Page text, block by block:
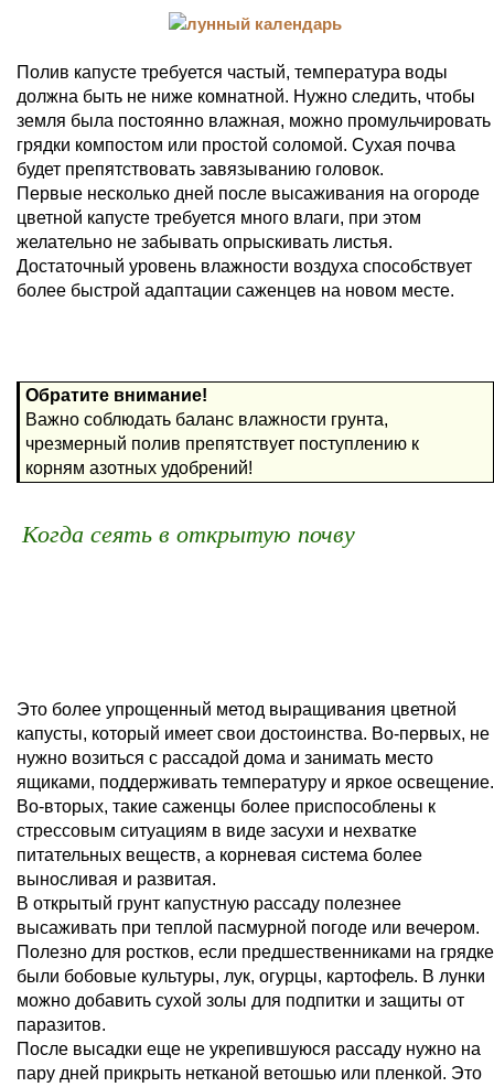
Полив капусте требуется частый, температура воды
должна быть не ниже комнатной. Нужно следить, чтобы
земля была постоянно влажная, можно промульчировать
грядки компостом или простой соломой. Сухая почва
будет препятствовать завязыванию головок.
Первые несколько дней после высаживания на огороде
цветной капусте требуется много влаги, при этом
желательно не забывать опрыскивать листья.
Достаточный уровень влажности воздуха способствует
более быстрой адаптации саженцев на новом месте.
Обратите внимание!
Важно соблюдать баланс влажности грунта,
чрезмерный полив препятствует поступлению к
корням азотных удобрений!
Когда сеять в открытую почву
Это более упрощенный метод выращивания цветной
капусты, который имеет свои достоинства. Во-первых, не
нужно возиться с рассадой дома и занимать место
ящиками, поддерживать температуру и яркое освещение.
Во-вторых, такие саженцы более приспособлены к
стрессовым ситуациям в виде засухи и нехватке
питательных веществ, а корневая система более
выносливая и развитая.
В открытый грунт капустную рассаду полезнее
высаживать при теплой пасмурной погоде или вечером.
Полезно для ростков, если предшественниками на грядке
были бобовые культуры, лук, огурцы, картофель. В лунки
можно добавить сухой золы для подпитки и защиты от
паразитов.
После высадки еще не укрепившуюся рассаду нужно на
пару дней прикрыть нетканой ветошью или пленкой. Это